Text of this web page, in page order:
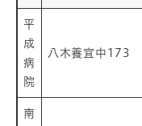
平
成
病
院
八木養宜中173
南